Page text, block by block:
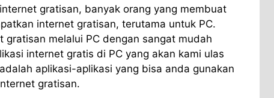
gratisan, banyak orang yang membuat
internet gratisan, terutama untuk PC.
gratisan melalui PC dengan sangat mudah
internet gratis di PC yang akan kami ulas
aplikasi-aplikasi yang bisa anda gunakan
gratisan.